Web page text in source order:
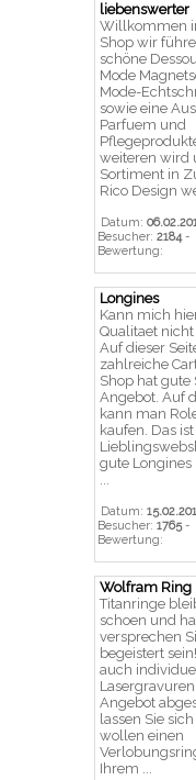
liebenswerter
Willkommen
Shop wir
schöne
Mode
Mode-
sowie eine
Parfuem und
weiteren wird
Sortiment in
Rico Design
Datum:
Besucher: 2184-
Bewertung:
Longines
Kann mich
Qualitaet
Auf dieser
zahlreiche
Shop hat gute
Angebot. Auf
kann man
kaufen. Das
gute Longines
...
Datum:
Besucher: 1765-
Bewertung:
Wolfram Ring
Titanringe
schoen und
versprechen
begeistert
auch
Angebot
lassen Sie
wollen einen
Ihrem ...